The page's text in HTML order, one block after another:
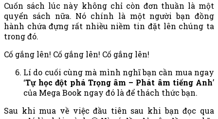
Cuốn sách lúc này không chỉ còn đơn thuần là một
quyển sách nữa. Nó chính là một người bạn đồng
hành chứa đựng rất nhiều niềm tin đặt lên chúng ta
trong đó.
Cố gắng lên! Cố gắng lên! Cố gắng lên!
Lí do cuối cùng mà mình nghĩ bạn cần mua ngay
‘Tự học đột phá Trọng âm – Phát âm tiếng Anh’
của Mega Book ngay đó là để thách thức bạn.
Sau khi mua về việc đầu tiên sau khi bạn đọc qua